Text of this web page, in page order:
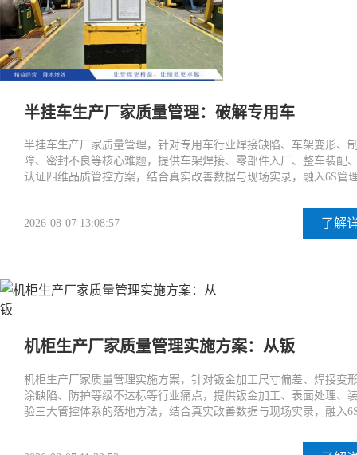
半挂车生产厂家质量管理：破解专用车
半挂车生产厂家质量管理，针对专用车行业焊接缺陷、车架变形、
障、密封不良等核心难题，提供车架焊接、零部件入厂、整车装配
认证四维品质管控方案，结合真实改善数据与现场实录，融入6S管
2026-08-07 13:08:57 了解
机柜生产厂家质量管理实施方案：从钣
机柜生产厂家质量管理实施方案，针对钣金加工尺寸偏差、焊接变
涂缺陷、防护等级不达标等行业痛点，提供钣金加工、表面处理、
验三大管控体系的落地方法，结合真实改善数据与现场实录，融入